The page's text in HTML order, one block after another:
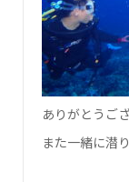
ありがとうご
また一緒に潜